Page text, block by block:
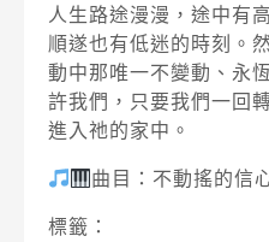
人生路途漫漫，途中有
順遂也有低迷的時刻。
動中那唯一不變動、永
許我們，只要我們一回
進入祂的家中。
曲目：不動搖的信
標籤：